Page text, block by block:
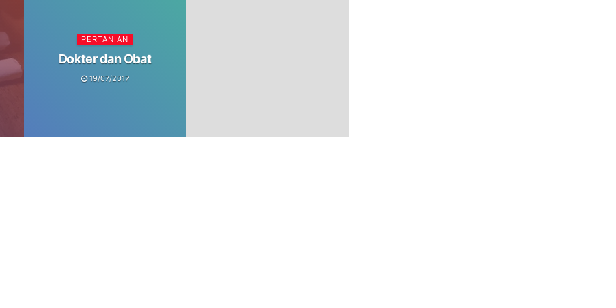
PERTANIAN
Dokter dan Obat
19/07/2017